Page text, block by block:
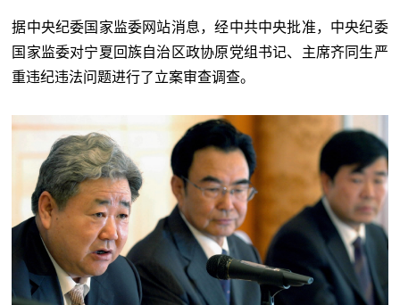
据中央纪委国家监委网站消息，经中共中央批准，中央纪委
国家监委对宁夏回族自治区政协原党组书记、主席齐同生严
重违纪违法问题进行了立案审查调查。